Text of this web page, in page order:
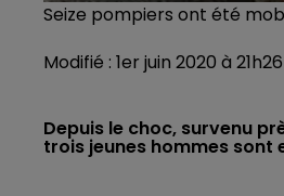
Seize pompiers ont été
Modifié : 1er juin 2020 à
Depuis le choc, survenu
trois jeunes hommes sont